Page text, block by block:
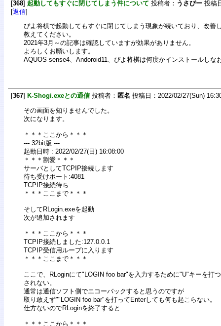
[368] 起動してもすぐに閉じてしまう件について 投稿者： うさぴー 投稿
[返信]
ぴよ将棋で起動してもすぐに閉じてしまう現象が続いており、改善
教えてください。
2021年3月～の記事は確認していますが効果がありません。
よろしくお願いします。
AQUOS sense4、Andoroid11、ぴよ将棋は何度かインストールしな
[367] K-Shogi.exeとの通信投稿者： 匿名 投稿日：2022/02/27(Sun)
その画面を知りませんでした。
次になります。
＊＊＊ここから＊＊＊
--- 32bit版 ---
起動日時 : 2022/02/27(日) 16:08:00
＊＊＊割愛＊＊＊
サーバとしてTCPIP接続します
待ち受けポート:4081
TCPIP接続待ち
＊＊＊ここまで＊＊＊
そしてRLogin.exeを起動
次が追加されます
＊＊＊ここから＊＊＊
TCPIP接続しました:127.0.0.1
TCPIP受信用ループに入ります
＊＊＊ここまで＊＊＊
ここで、RLoginにて"LOGIN foo bar"を入力するために"U"キーを打
されない。
通常は通信ソフト側でエコーバックすると思うのですが
取り敢えず""LOGIN foo bar"を打ってEnterしても何も起こらない。
仕方ないのでRLoginを終了すると
＊＊＊ここから＊＊＊